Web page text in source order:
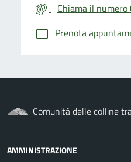
Chiama il
Prenota
Comunità delle colline
AMMINISTRAZIONE